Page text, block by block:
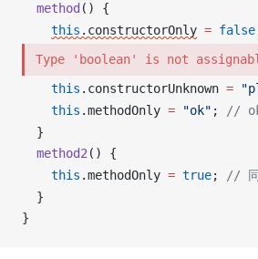
method () {
this . constructorOnly = false
Type 'boolean' is not
    this
. constructorUnknown =
    this
.methodOnly = "ok" ;
//
  }
method2 () {
    this
.methodOnly = true;
//
  }
}